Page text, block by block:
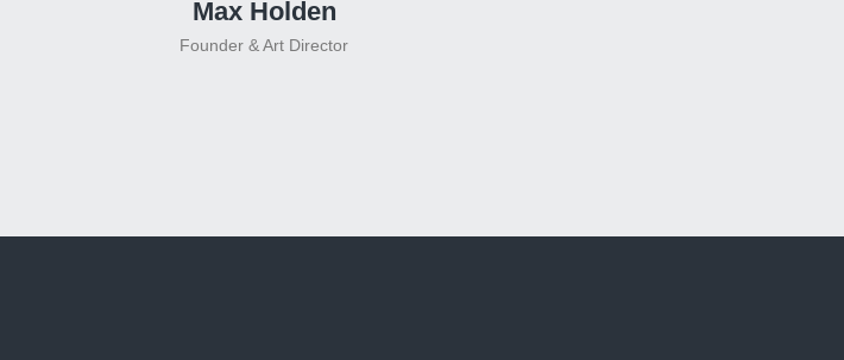
Max Holden
Founder & Art Director